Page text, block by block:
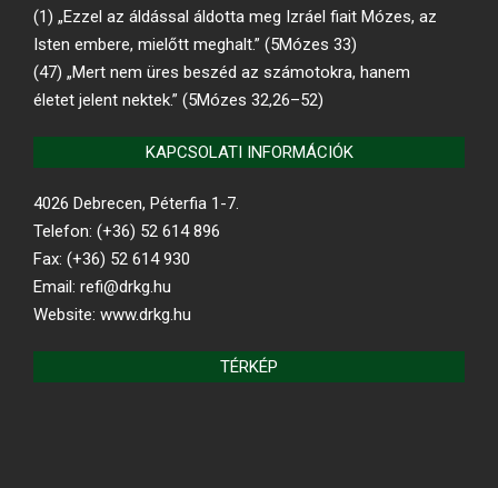
(1) „Ezzel az áldással áldotta meg Izráel fiait Mózes, az
Isten embere, mielőtt meghalt.” (5Mózes 33)
(47) „Mert nem üres beszéd az számotokra, hanem
életet jelent nektek.” (5Mózes 32,26–52)
KAPCSOLATI INFORMÁCIÓK
4026 Debrecen, Péterfia 1-7.
Telefon: (+36) 52 614 896
Fax: (+36) 52 614 930
Email: refi@drkg.hu
Website: www.drkg.hu
TÉRKÉP